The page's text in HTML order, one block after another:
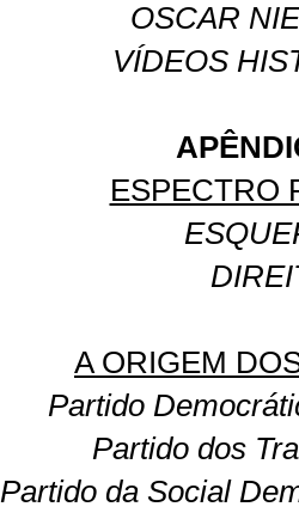
OSCAR
VÍDEOS
ESPECTRO
A ORIGEM
Partido
Partido dos
Partido da Social